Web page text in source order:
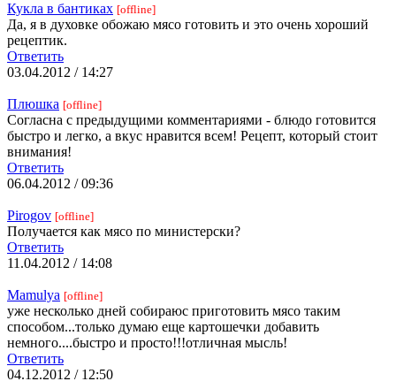
Кукла в бантиках [offline]
Да, я в духовке обожаю мясо готовить и это очень хороший
рецептик.
Ответить
03.04.2012 / 14:27
Плюшка [offline]
Согласна с предыдущими комментариями - блюдо готовится
быстро и легко, а вкус нравится всем! Рецепт, который стоит
внимания!
Ответить
06.04.2012 / 09:36
Pirogov [offline]
Получается как мясо по министерски?
Ответить
11.04.2012 / 14:08
Mamulya [offline]
уже несколько дней собираюс приготовить мясо таким
способом...только думаю еще картошечки добавить
немного....быстро и просто!!!отличная мысль!
Ответить
04.12.2012 / 12:50